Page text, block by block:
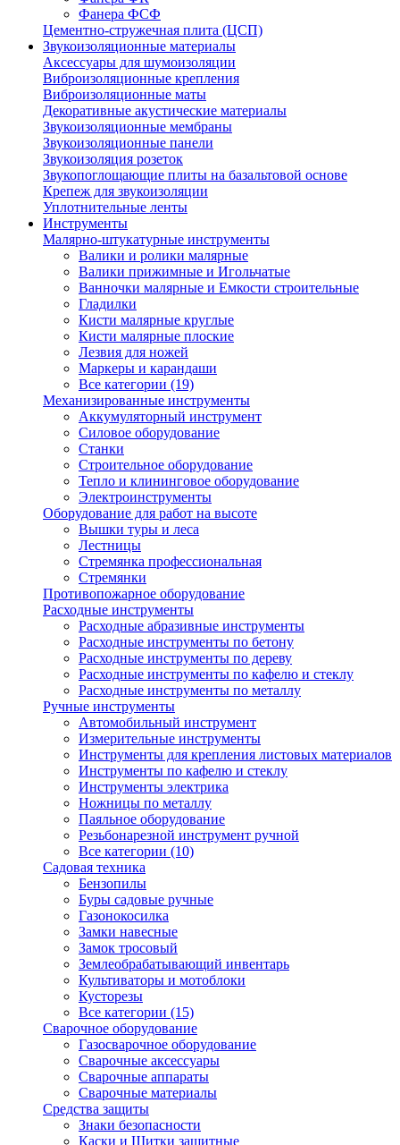
Фанера ФСФ
Цементно-стружечная плита (ЦСП)
Звукоизоляционные материалы
Аксессуары для шумоизоляции
Виброизоляционные крепления
Виброизоляционные маты
Декоративные акустические материалы
Звукоизоляционные мембраны
Звукоизоляционные панели
Звукоизоляция розеток
Звукопоглощающие плиты на базальтовой основе
Крепеж для звукоизоляции
Уплотнительные ленты
Инструменты
Малярно-штукатурные инструменты
Валики и ролики малярные
Валики прижимные и Игольчатые
Ванночки малярные и Емкости строительные
Гладилки
Кисти малярные круглые
Кисти малярные плоские
Лезвия для ножей
Маркеры и карандаши
Все категории (19)
Механизированные инструменты
Аккумуляторный инструмент
Силовое оборудование
Станки
Строительное оборудование
Тепло и клининговое оборудование
Электроинструменты
Оборудование для работ на высоте
Вышки туры и леса
Лестницы
Стремянка профессиональная
Стремянки
Противопожарное оборудование
Расходные инструменты
Расходные абразивные инструменты
Расходные инструменты по бетону
Расходные инструменты по дереву
Расходные инструменты по кафелю и стеклу
Расходные инструменты по металлу
Ручные инструменты
Автомобильный инструмент
Измерительные инструменты
Инструменты для крепления листовых материалов
Инструменты по кафелю и стеклу
Инструменты электрика
Ножницы по металлу
Паяльное оборудование
Резьбонарезной инструмент ручной
Все категории (10)
Садовая техника
Бензопилы
Буры садовые ручные
Газонокосилка
Замки навесные
Замок тросовый
Землеобрабатывающий инвентарь
Культиваторы и мотоблоки
Кусторезы
Все категории (15)
Сварочное оборудование
Газосварочное оборудование
Сварочные аксессуары
Сварочные аппараты
Сварочные материалы
Средства защиты
Знаки безопасности
Каски и Щитки защитные